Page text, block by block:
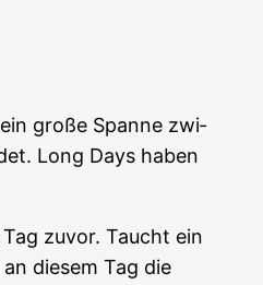
gro­ße Span­ne zwi­
Long Days haben
zuvor. Taucht ein
die­sem Tag die